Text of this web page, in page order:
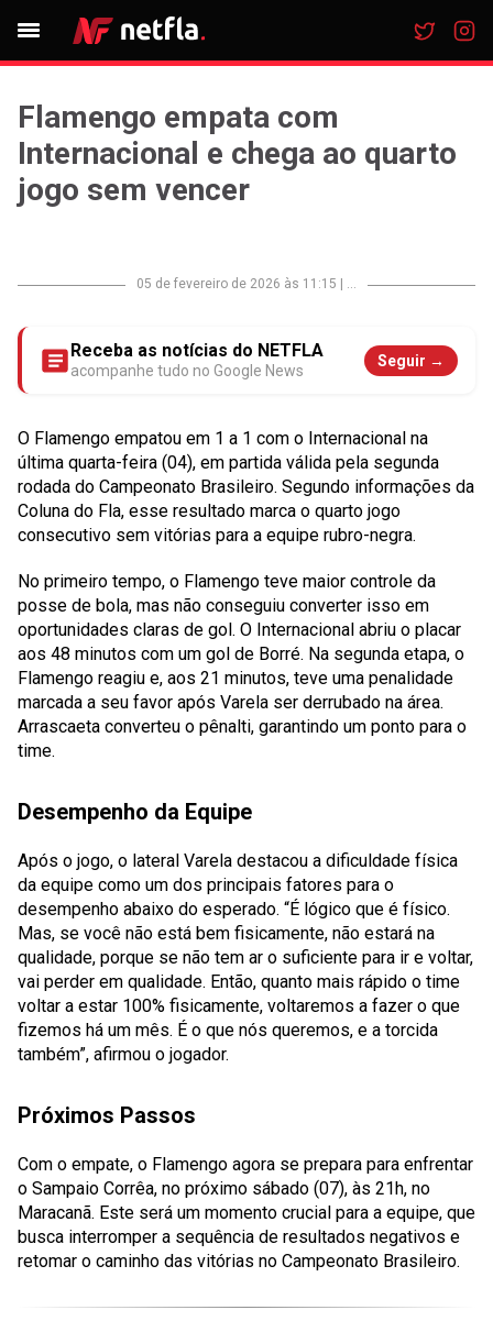
Flamengo empata com
Internacional e chega ao quarto
jogo sem vencer
05 de fevereiro de 2026 às 11:15 ...
Receba as notícias do NETFLA
acompanhe tudo no Google News
Seguir →
O Flamengo empatou em 1 a 1 com o Internacional na
última quarta-feira (04), em partida válida pela segunda
rodada do Campeonato Brasileiro. Segundo informações da
Coluna do Fla, esse resultado marca o quarto jogo
consecutivo sem vitórias para a equipe rubro-negra.
No primeiro tempo, o Flamengo teve maior controle da
posse de bola, mas não conseguiu converter isso em
oportunidades claras de gol. O Internacional abriu o placar
aos 48 minutos com um gol de Borré. Na segunda etapa, o
Flamengo reagiu e, aos 21 minutos, teve uma penalidade
marcada a seu favor após Varela ser derrubado na área.
Arrascaeta converteu o pênalti, garantindo um ponto para o
time.
Desempenho da Equipe
Após o jogo, o lateral Varela destacou a dificuldade física
da equipe como um dos principais fatores para o
desempenho abaixo do esperado. “É lógico que é físico.
Mas, se você não está bem fisicamente, não estará na
qualidade, porque se não tem ar o suficiente para ir e voltar,
vai perder em qualidade. Então, quanto mais rápido o time
voltar a estar 100% fisicamente, voltaremos a fazer o que
fizemos há um mês. É o que nós queremos, e a torcida
também”, afirmou o jogador.
Próximos Passos
Com o empate, o Flamengo agora se prepara para enfrentar
o Sampaio Corrêa, no próximo sábado (07), às 21h, no
Maracanã. Este será um momento crucial para a equipe, que
busca interromper a sequência de resultados negativos e
retomar o caminho das vitórias no Campeonato Brasileiro.